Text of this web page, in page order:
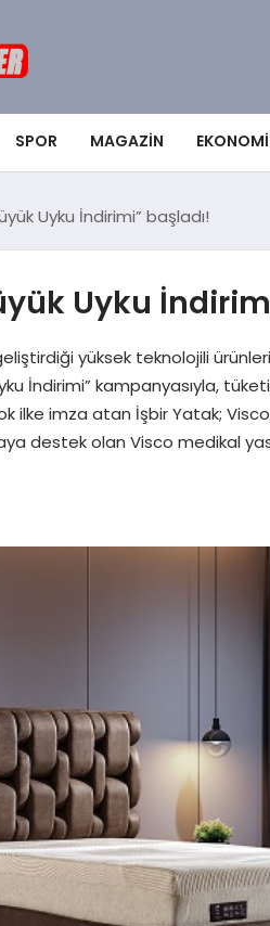
SPOR MAGAZIN EKONOMI
Uyku İndirimi” başladı!
Uyku
yüksek teknolojili
İndirimi” kampanyasıyla,
ilke imza atan İşbir Yatak;
destek olan Visco medikal